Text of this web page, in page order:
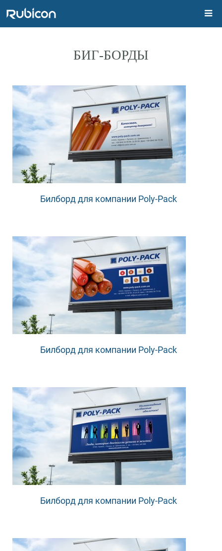
БИГ-БОРДЫ
Билборд для компании Poly-Pack
Билборд для компании Poly-Pack
Билборд для компании Poly-Pack